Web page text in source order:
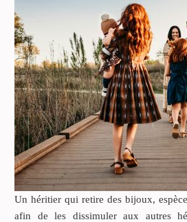
Un héritier qui retire des bijoux,
afin de les dissimuler aux autres